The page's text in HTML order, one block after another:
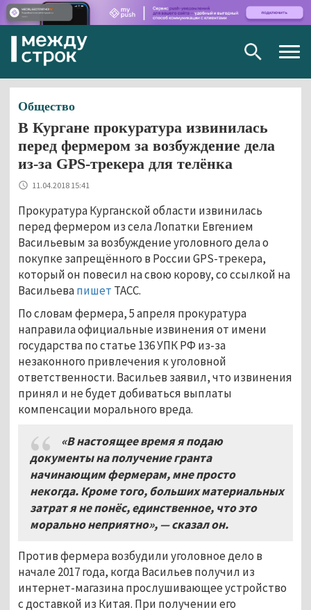
Общество
В Кургане прокуратура извинилась
перед фермером за возбуждение дела
из-за GPS-трекера для телёнка
11.04.2018 15:41
Прокуратура Курганской области извинилась
перед фермером из села Лопатки Евгением
Васильевым за возбуждение уголовного дела о
покупке запрещённого в России GPS-трекера,
который он повесил на свою корову, со ссылкой на
Васильевапишет ТАСС.
По словам фермера, 5 апреля прокуратура
направила официальные извинения от имени
государства по статье 136 УПК РФ из-за
незаконного привлечения к уголовной
ответственности. Васильев заявил, что извинения
принял и не будет добиваться выплаты
компенсации морального вреда.
«В настоящее время я подаю
документы на получение гранта
начинающим фермерам, мне просто
некогда. Кроме того, больших материальных
затрат я не понёс, единственное, что это
морально неприятно», — сказал он.
Против фермера возбудили уголовное дело в
начале 2017 года, когда Васильев получил из
интернет-магазина прослушивающее устройство
с доставкой из Китая. При получении его